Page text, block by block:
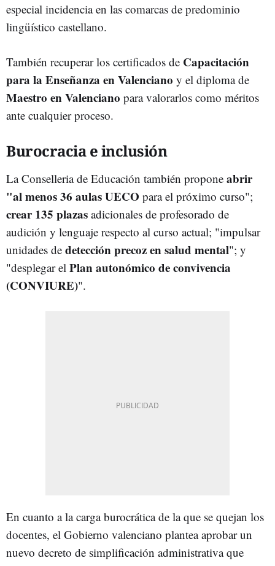
especial incidencia en las comarcas de predominio
lingüístico castellano.
También recuperar los certificados de Capacitación
para la Enseñanza en Valenciano y el diploma de
Maestro en Valenciano para valorarlos como méritos
ante cualquier proceso.
Burocracia e inclusión
La Conselleria de Educación también propone abrir
"al menos 36 aulas UECO para el próximo curso";
crear 135 plazas adicionales de profesorado de
audición y lenguaje respecto al curso actual; "impulsar
unidades de detección precoz en salud mental"; y
"desplegar el Plan autonómico de convivencia
(CONVIURE)".
En cuanto a la carga burocrática de la que se quejan los
docentes, el Gobierno valenciano plantea aprobar un
nuevo decreto de simplificación administrativa que